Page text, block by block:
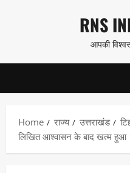
content
RNS
आपकी
Home राज्य उत्तराखंड
लिखित आश्वासन के बाद खत्म